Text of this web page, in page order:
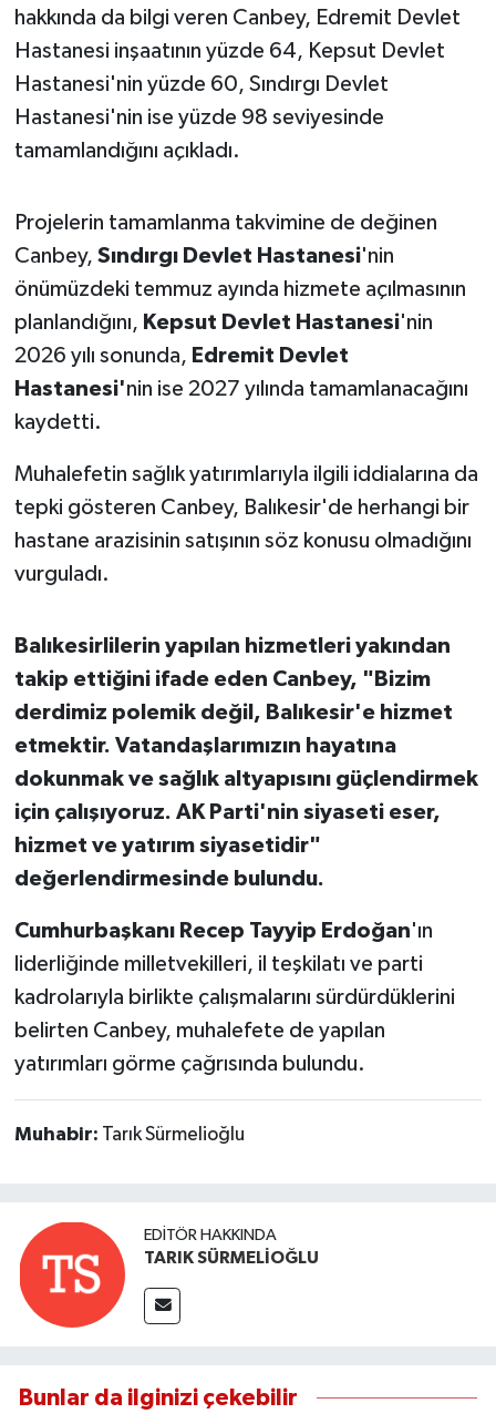
hakkında da bilgi veren Canbey, Edremit Devlet
Hastanesi inşaatının yüzde 64, Kepsut Devlet
Hastanesi'nin yüzde 60, Sındırgı Devlet
Hastanesi'nin ise yüzde 98 seviyesinde
tamamlandığını açıkladı.
Projelerin tamamlanma takvimine de değinen
Canbey, Sındırgı Devlet Hastanesi'nin
önümüzdeki temmuz ayında hizmete açılmasının
planlandığını, Kepsut Devlet Hastanesi'nin
2026 yılı sonunda, Edremit Devlet
Hastanesi'nin ise 2027 yılında tamamlanacağını
kaydetti.
Muhalefetin sağlık yatırımlarıyla ilgili iddialarına da
tepki gösteren Canbey, Balıkesir'de herhangi bir
hastane arazisinin satışının söz konusu olmadığını
vurguladı.
Balıkesirlilerin yapılan hizmetleri yakından
takip ettiğini ifade eden Canbey, "Bizim
derdimiz polemik değil, Balıkesir'e hizmet
etmektir. Vatandaşlarımızın hayatına
dokunmak ve sağlık altyapısını güçlendirmek
için çalışıyoruz. AK Parti'nin siyaseti eser,
hizmet ve yatırım siyasetidir"
değerlendirmesinde bulundu.
Cumhurbaşkanı Recep Tayyip Erdoğan'ın
liderliğinde milletvekilleri, il teşkilatı ve parti
kadrolarıyla birlikte çalışmalarını sürdürdüklerini
belirten Canbey, muhalefete de yapılan
yatırımları görme çağrısında bulundu.
Muhabir: Tarık Sürmelioğlu
EDITÖR HAKKINDA
TARIK SÜRMELİOĞLU
Bunlar da ilginizi çekebilir
TARİHTE BUGÜN
TEKNOLOJİ
Trend
YAŞAM